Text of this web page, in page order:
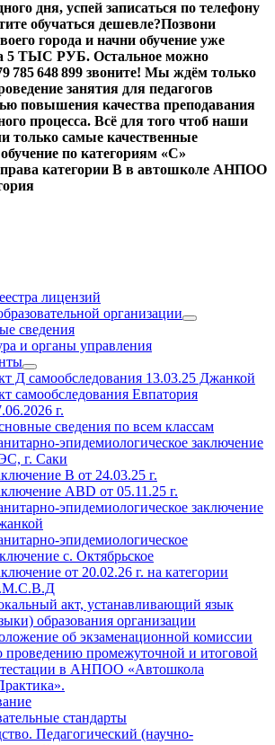
дня, успей записаться по телефону
обучаться дешевле?Позвони
города и начни обучение уже
5 ТЫС РУБ. Остальное можно
785 648 899 звоните! Мы ждём только
занятия для педагогов
повышения качества преподавания
процесса. Всё для того чтоб наши
только самые качественные
по категориям «С»
права категории B в автошколе АНПОО
лицензий
организации
сведения
и органы управления
Д самообследования 13.03.25 Джанкой
самообследования Евпатория
г.
сведения по всем классам
эпидемиологическое заключение
г. Саки
В от 24.03.25 г.
АВD от 05.11.25 г.
эпидемиологическое заключение
эпидемиологическое
с. Октябрьское
от 20.02.26 г. на категории
акт, устанавливающий язык
образования организации
об экзаменационной комиссии
проведению промежуточной и итоговой
в АНПОО «Автошкола
стандарты
Педагогический (научно-